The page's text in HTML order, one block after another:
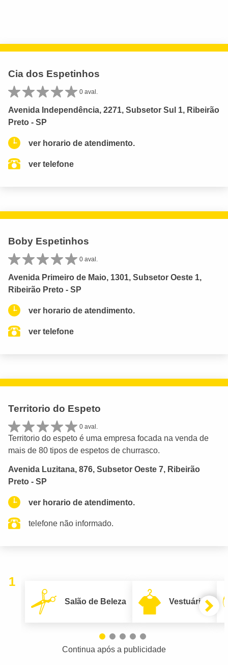
Cia dos Espetinhos
0 aval.
Avenida Independência, 2271, Subsetor Sul 1, Ribeirão
Preto - SP
ver horario de atendimento.
ver telefone
Boby Espetinhos
0 aval.
Avenida Primeiro de Maio, 1301, Subsetor Oeste 1,
Ribeirão Preto - SP
ver horario de atendimento.
ver telefone
Territorio do Espeto
0 aval.
Territorio do espeto é uma empresa focada na venda de
mais de 80 tipos de espetos de churrasco.
Avenida Luzitana, 876, Subsetor Oeste 7, Ribeirão
Preto - SP
ver horario de atendimento.
telefone não informado.
1
Salão de Beleza Vestuário
Continua após a publicidade